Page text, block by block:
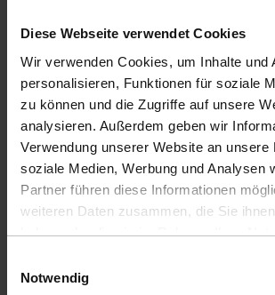
Diese Webseite verwendet Cookies
Wir verwenden Cookies, um Inhalte und
personalisieren, Funktionen für soziale
zu können und die Zugriffe auf unsere
analysieren. Außerdem geben wir
Verwendung unserer Website an unsere
soziale Medien, Werbung und Analysen
Partner führen diese Informationen
weiteren Daten zusammen, die Sie
Einstellungen zu den Cookies finden Sie
Notwendig
Productos
Cuidado DelAutomóvil
Cuidado DeEmbarcaciones
COLOURLOCK CuidadoDelCuero